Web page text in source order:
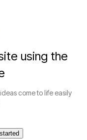
using the
come to life easily